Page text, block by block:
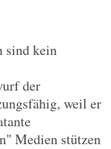
sind kein
der
weil er
Medien stützen